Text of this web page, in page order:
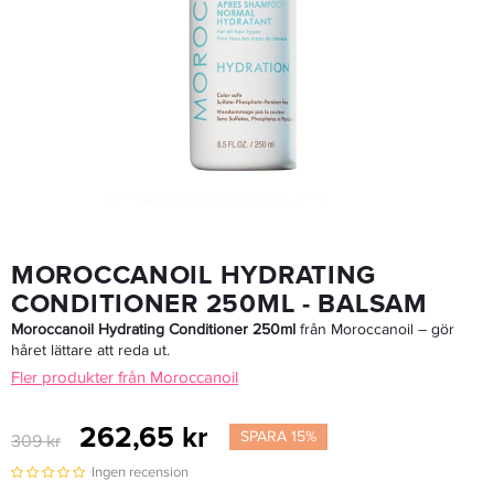
Matrix Food For Soft Hydrating Shampoo 300ml - Schampo
219 kr 186,15 kr
LÄGG I VARUKORGEN
MOROCCANOIL HYDRATING
CONDITIONER 250ML - BALSAM
Moroccanoil Hydrating Conditioner 250ml från Moroccanoil – gör
håret lättare att reda ut.
Fler produkter från Moroccanoil
309 kr 262,65 kr SPARA 15%
Ingen recension